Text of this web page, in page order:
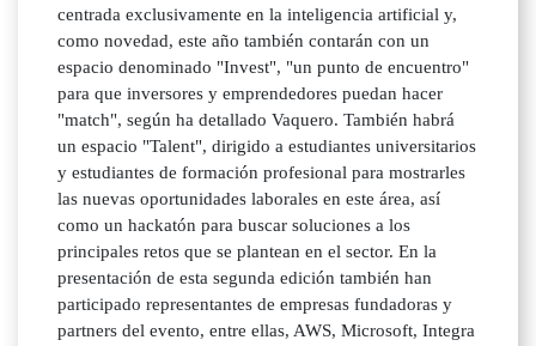
centrada exclusivamente en la inteligencia artificial y,
como novedad, este año también contarán con un
espacio denominado "Invest", "un punto de encuentro"
para que inversores y emprendedores puedan hacer
"match", según ha detallado Vaquero. También habrá
un espacio "Talent", dirigido a estudiantes universitarios
y estudiantes de formación profesional para mostrarles
las nuevas oportunidades laborales en este área, así
como un hackatón para buscar soluciones a los
principales retos que se plantean en el sector. En la
presentación de esta segunda edición también han
participado representantes de empresas fundadoras y
partners del evento, entre ellas, AWS, Microsoft, Integra